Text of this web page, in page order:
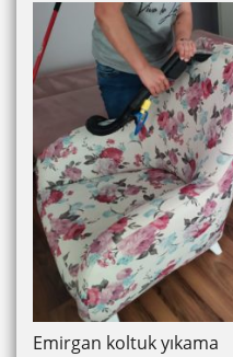
Emirgan koltuk yıkama